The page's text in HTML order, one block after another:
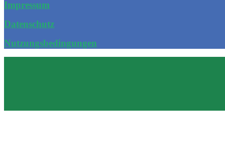
Impressum
Datenschutz
Nutzungsbedingungen